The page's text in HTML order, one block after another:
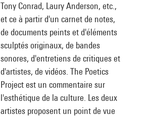
Tony Conrad, Laury Anderson, etc.,
et ce à partir d'un carnet de notes,
de documents peints et d'éléments
sculptés originaux, de bandes
sonores, d'entretiens de critiques et
d'artistes, de vidéos. The Poetics
Project est un commentaire sur
l'esthétique de la culture. Les deux
artistes proposent un point de vue